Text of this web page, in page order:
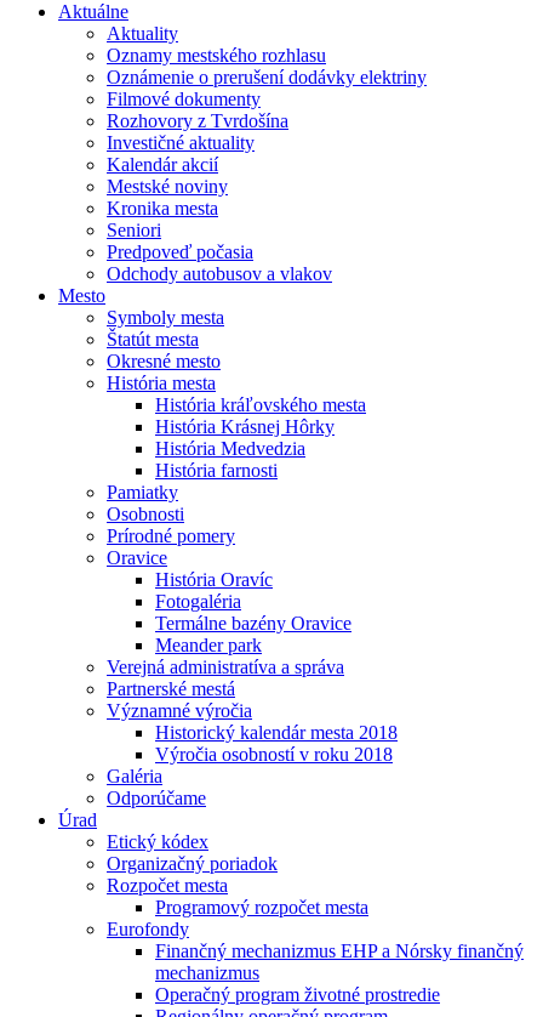
Aktuálne
Aktuality
Oznamy mestského rozhlasu
Oznámenie o prerušení dodávky elektriny
Filmové dokumenty
Rozhovory z Tvrdošína
Investičné aktuality
Kalendár akcií
Mestské noviny
Kronika mesta
Seniori
Predpoveď počasia
Odchody autobusov a vlakov
Mesto
Symboly mesta
Štatút mesta
Okresné mesto
História mesta
História kráľovského mesta
História Krásnej Hôrky
História Medvedzia
História farnosti
Pamiatky
Osobnosti
Prírodné pomery
Oravice
História Oravíc
Fotogaléria
Termálne bazény Oravice
Meander park
Verejná administratíva a správa
Partnerské mestá
Významné výročia
Historický kalendár mesta 2018
Výročia osobností v roku 2018
Galéria
Odporúčame
Úrad
Etický kódex
Organizačný poriadok
Rozpočet mesta
Programový rozpočet mesta
Eurofondy
Finančný mechanizmus EHP a Nórsky finančný
mechanizmus
Operačný program životné prostredie